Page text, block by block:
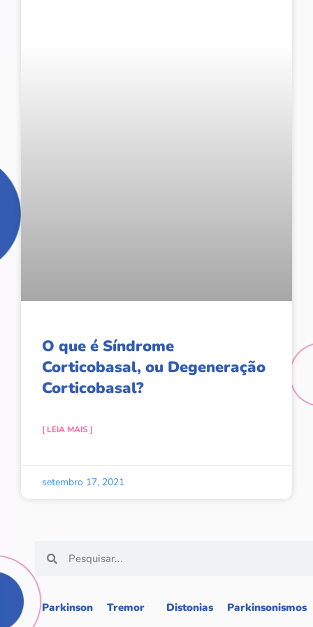
Parkinson Tremor Distonias Parkinsonismos
O que é Síndrome
Corticobasal, ou Degeneração
Corticobasal?
[ LEIA MAIS ]
setembro 17, 2021